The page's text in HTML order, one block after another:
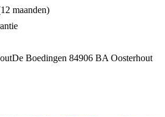
maanden)
De Boedingen 84906 BA Oosterhout